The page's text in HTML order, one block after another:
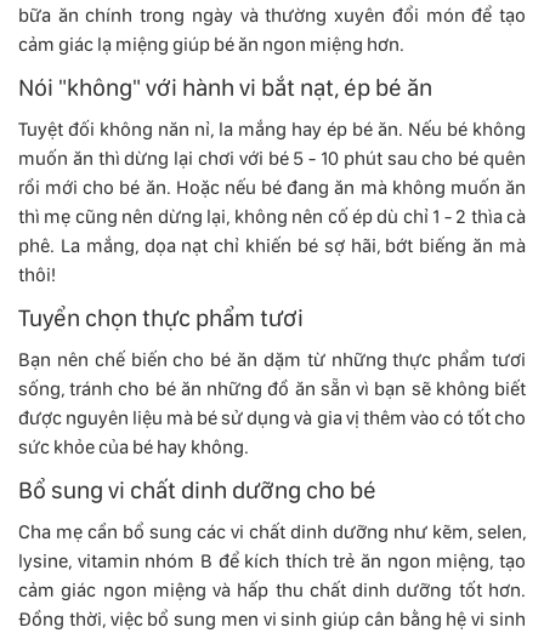
bữa ăn chính trong ngày và thường xuyên đổi món để tạo
cảm giác lạ miệng giúp bé ăn ngon miệng hơn.
Nói "không" với hành vi bắt nạt, ép bé ăn
Tuyệt đối không năn nỉ, la mắng hay ép bé ăn. Nếu bé không
muốn ăn thì dừng lại chơi với bé 5 - 10 phút sau cho bé quên
rồi mới cho bé ăn. Hoặc nếu bé đang ăn mà không muốn ăn
thì mẹ cũng nên dừng lại, không nên cố ép dù chỉ 1 - 2 thìa cà
phê. La mắng, dọa nạt chỉ khiến bé sợ hãi, bớt biếng ăn mà
thôi!
Tuyển chọn thực phẩm tươi
Bạn nên chế biến cho bé ăn dặm từ những thực phẩm tươi
sống, tránh cho bé ăn những đồ ăn sẵn vì bạn sẽ không biết
được nguyên liệu mà bé sử dụng và gia vị thêm vào có tốt cho
sức khỏe của bé hay không.
Bổ sung vi chất dinh dưỡng cho bé
Cha mẹ cần bổ sung các vi chất dinh dưỡng như kẽm, selen,
lysine, vitamin nhóm B để kích thích trẻ ăn ngon miệng, tạo
cảm giác ngon miệng và hấp thu chất dinh dưỡng tốt hơn.
Đồng thời, việc bổ sung men vi sinh giúp cân bằng hệ vi sinh